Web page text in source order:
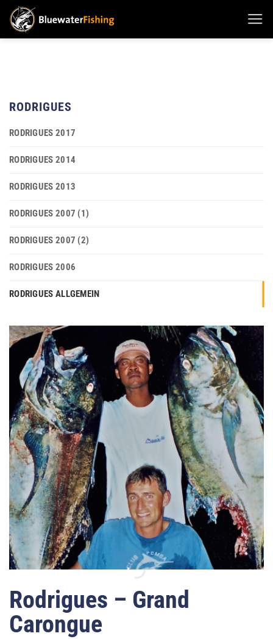
Zum
Inhalt
RODRIGUES
RODRIGUES 2017
RODRIGUES 2014
RODRIGUES 2013
RODRIGUES 2007 (1)
RODRIGUES 2007 (2)
RODRIGUES 2006
RODRIGUES ALLGEMEIN
Rodrigues – Grand
Carongue